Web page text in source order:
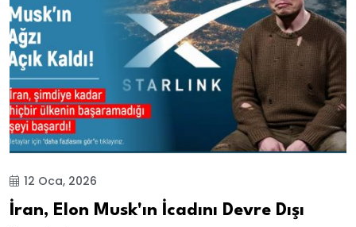
12 Oca, 2026
İran, Elon Musk'ın İcadını Devre Dışı